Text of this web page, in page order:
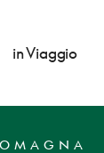
in Viaggio